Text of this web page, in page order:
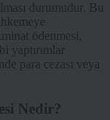
durumudur. Bu
ödenmesi,
yaptırımlar
para cezası veya
Nedir?